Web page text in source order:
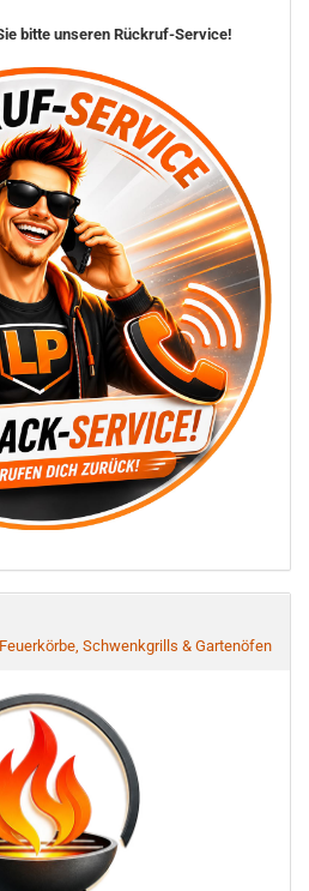
bitte unseren Rückruf-Service!
Schwenkgrills & Gartenöfen